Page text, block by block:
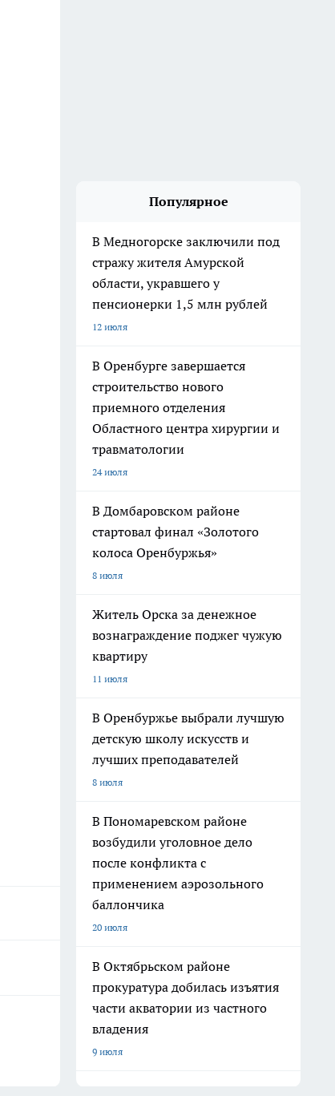
Популярное
В Медногорске заключили под
стражу жителя Амурской
области, укравшего у
пенсионерки 1,5 млн рублей
12 июля
В Оренбурге завершается
строительство нового
приемного отделения
Областного центра хирургии и
травматологии
24 июля
В Домбаровском районе
стартовал финал «Золотого
колоса Оренбуржья»
8 июля
Житель Орска за денежное
вознаграждение поджег чужую
квартиру
11 июля
В Оренбуржье выбрали лучшую
детскую школу искусств и
лучших преподавателей
8 июля
В Пономаревском районе
возбудили уголовное дело
после конфликта с
применением аэрозольного
баллончика
20 июля
В Октябрьском районе
прокуратура добилась изъятия
части акватории из частного
владения
9 июля